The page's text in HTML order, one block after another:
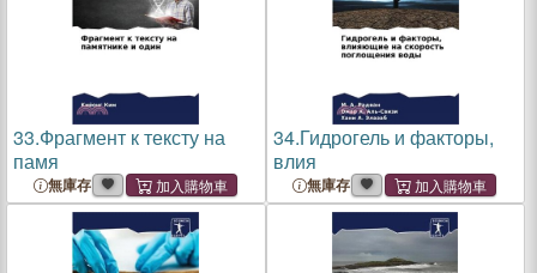
33.Фрагмент к тексту на
памя
無庫存
34.Гидрогель и факторы,
влия
無庫存